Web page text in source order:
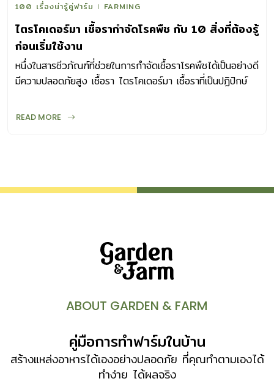
100 เรื่องน่ารู้คู่ฟาร์ม FARMING
ไตรโคเดอร์มา เชื้อรากำจัดโรคพืช กับ 10 สิ่งที่ต้องรู้
ก่อนเริ่มใช้งาน
หนึ่งในสารชีวภัณฑ์ที่ช่วยในการกำจัดเชื้อราโรคพืชได้เป็นอย่างดี
มีความปลอดภัยสูง เชื้อรา ไตรโคเดอร์มา เชื้อราที่เป็นปฏิปักษ์
READ MORE
ABOUT GARDEN & FARM
คู่มือการทำฟาร์มในบ้าน
สร้างแหล่งอาหารได้เองอย่างปลอดภัย ที่คุณทำตามเองได้
ทำง่าย ได้ผลจริง